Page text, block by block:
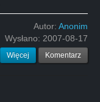
Autor: Anonim
Wysłano: 2007-08-17
Więcej Komentarz